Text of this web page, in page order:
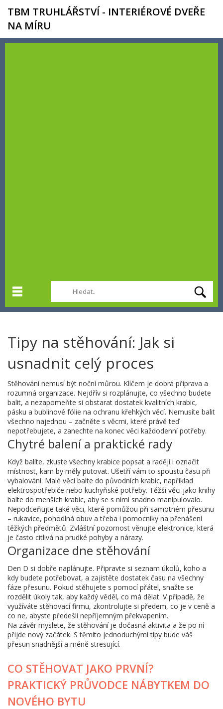
TBM TRUHLÁŘSTVÍ - INTERIÉROVÉ DVEŘE
NA MÍRU
Tipy na stěhování: Jak si
usnadnit celý proces
Stěhování nemusí být noční můrou. Klíčem je dobrá příprava a
rozumná organizace. Nejdřív si rozplánujte, co všechno budete
balit, a nezapomeňte si obstarat dostatek kvalitních krabic,
pásku a bublinové fólie na ochranu křehkých věcí. Nemusíte balit
všechno najednou – začněte s věcmi, které právě teď
nepotřebujete, a zanechte na konec věci každodenní potřeby.
Chytré balení a praktické rady
Když balíte, zkuste všechny krabice popsat a raději i označit
místnost, kam by měly putovat. Ušetří vám to spoustu času při
vybalování. Malé věci balte do původních krabic, například
elektrospotřebiče nebo kuchyňské potřeby. Těžší věci jako knihy
balte do menších krabic, aby se s nimi snadno manipulovalo.
Nepodceňujte také věci, které pomůžou při samotném přesunu
– rukavice, pohodlná obuv a třeba i pomocníky na přenášení
těžkých předmětů. Zvláštní pozornost věnujte elektronice, která
je často citlivá na prudké pohyby a nárazy.
Organizace dne stěhování
Den D si dobře naplánujte. Připravte si seznam úkolů, koho a
kdy budete potřebovat, a zajistěte dostatek času na všechny
fáze přesunu. Pokud stěhujete s pomocí přátel, snažte se
rozdělit úkoly tak, aby každý věděl, co má dělat. V případě, že
využíváte stěhovací firmu, zkontrolujte si předem, co je v ceně a
co ne, abyste předešli nepříjemným překvapením.
Na závěr myslete, že stěhování je dočasná aktivita a že po ní
přijde nový začátek. S těmito jednoduchými tipy bude váš
přesun snadnější a méně stresující.
CO STĚHOVAT JAKO PRVNÍ?
PRAKTICKÝ PRŮVODCE NÁBYTKEM DO
NOVÉHO BYTU